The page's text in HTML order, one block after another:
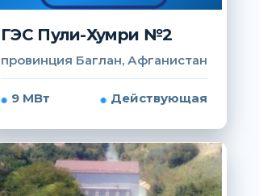
ГЭС Пули-Хумри №2
провинция Баглан, Афганистан
9 МВт Действующая